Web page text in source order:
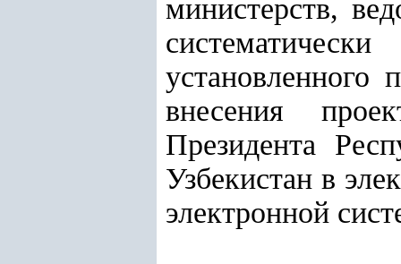
министерств,
установленного
внесения
Президента
Узбекистан в
электронной